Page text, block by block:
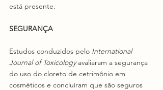
está presente.
SEGURANÇA
Estudos conduzidos pelo International
Journal of Toxicology avaliaram a segurança
do uso do cloreto de cetrimônio em
cosméticos e concluíram que são seguros